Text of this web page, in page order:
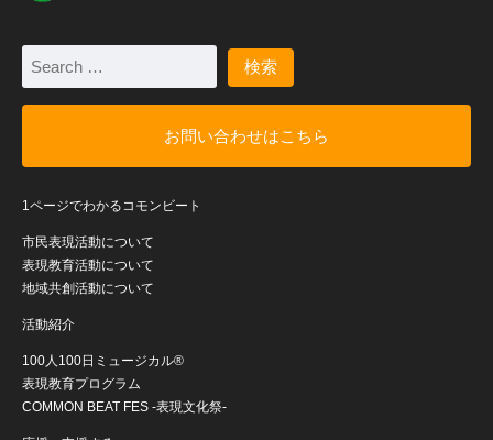
お問い合わせはこちら
1ページでわかるコモンビート
市民表現活動について
表現教育活動について
地域共創活動について
活動紹介
100人100日ミュージカル®
表現教育プログラム
COMMON BEAT FES -表現文化祭-